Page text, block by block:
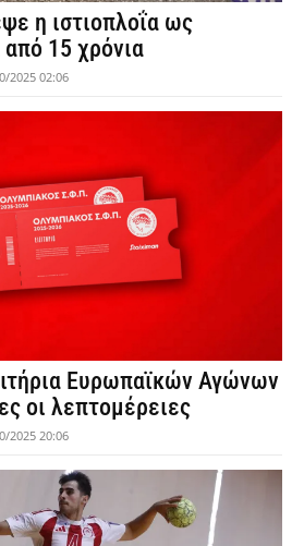
η ιστιοπλοΐα ως
από 15 χρόνια
2025 02:06
Ευρωπαϊκών Αγώνων
οι λεπτομέρειες
2025 20:06